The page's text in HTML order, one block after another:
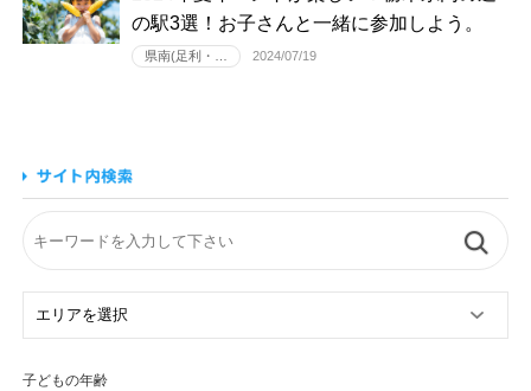
の駅3選！お子さんと一緒に参加しよう。
県南(足利・… 2024/07/19
子どもの年齢